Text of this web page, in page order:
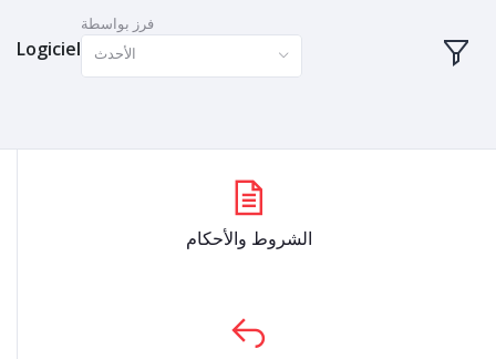
Logiciel
فرز بواسطة
الأحدث
الشروط والأحكام